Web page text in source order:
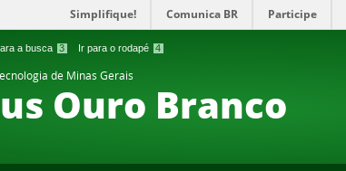
a busca 3 Ir para o rodapé 4
Simplifique! Comunica BR Participe
de Minas Gerais
Ouro Branco